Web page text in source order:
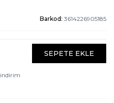
Barkod: 3614226905185
SEPETE EKLE